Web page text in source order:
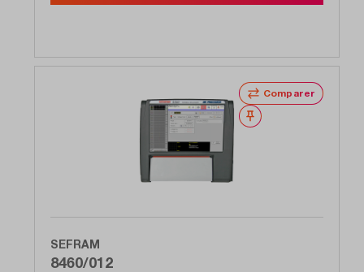
Comparer
Noter
SEFRAM
8460/012